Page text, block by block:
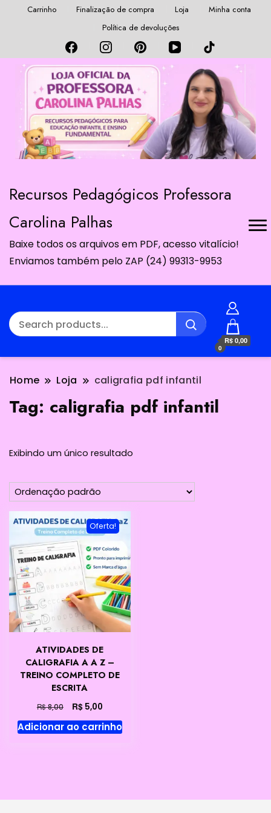
Carrinho Finalização de compra Loja
Minha conta
Política de devoluções
Recursos Pedagógicos Professora
Carolina Palhas
Baixe todos os arquivos em PDF, acesso vitalício!
Enviamos também pelo ZAP (24) 99313-9953
0
R$ 0,00
Home Loja caligrafia pdf infantil
Tag: caligrafia pdf infantil
Exibindo um único resultado
Oferta!
ATIVIDADES DE
CALIGRAFIA A A Z –
TREINO COMPLETO DE
ESCRITA
R$8,00
preço
original
R$5,00O
preço
atual
Adicionar ao carrinho